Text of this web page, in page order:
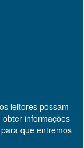
leitores possam
informações
que entremos